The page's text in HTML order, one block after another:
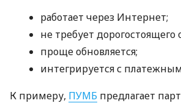
работает через Интернет;
не требует дорогостоящего
проще обновляется;
интегрируется с
К примеру, ПУМБ предлагает